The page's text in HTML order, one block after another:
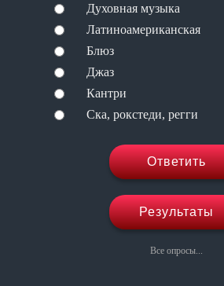
Духовная музыка
Латиноамериканская
Блюз
Джаз
Кантри
Ска, рокстеди, регги
Ответить
Результаты
Все опросы...